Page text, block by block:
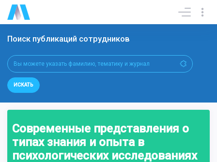
Поиск публикаций сотрудников
ИСКАТЬ
Современные представления о
типах знания и опыта в
психологических исследованиях